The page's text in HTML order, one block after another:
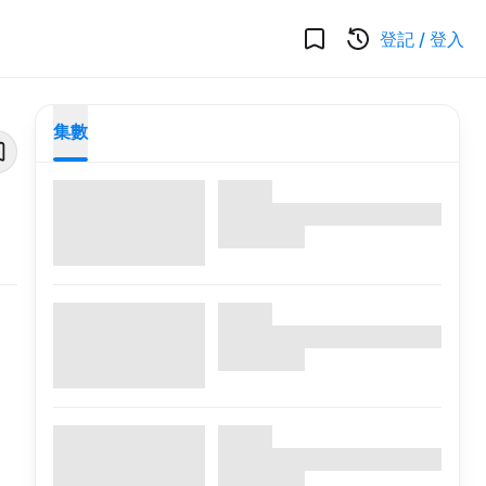
登記 / 登入
集數